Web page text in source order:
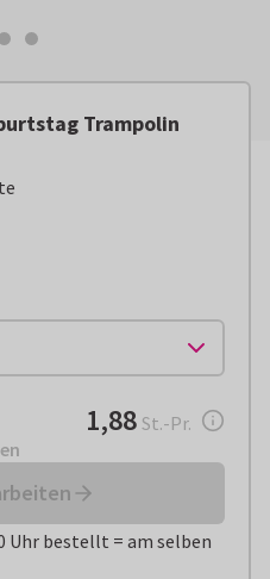
Trampolin
€ 1,88pro Stück
1,88 St.-Pr.
Uhr bestellt = am selben